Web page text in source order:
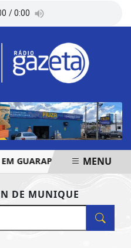
GUARAPUAVA E PALMAS
MENU
DE MUNIQUE